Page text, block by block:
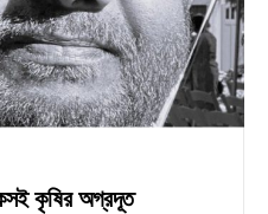
কৃষির অগ্রদূত